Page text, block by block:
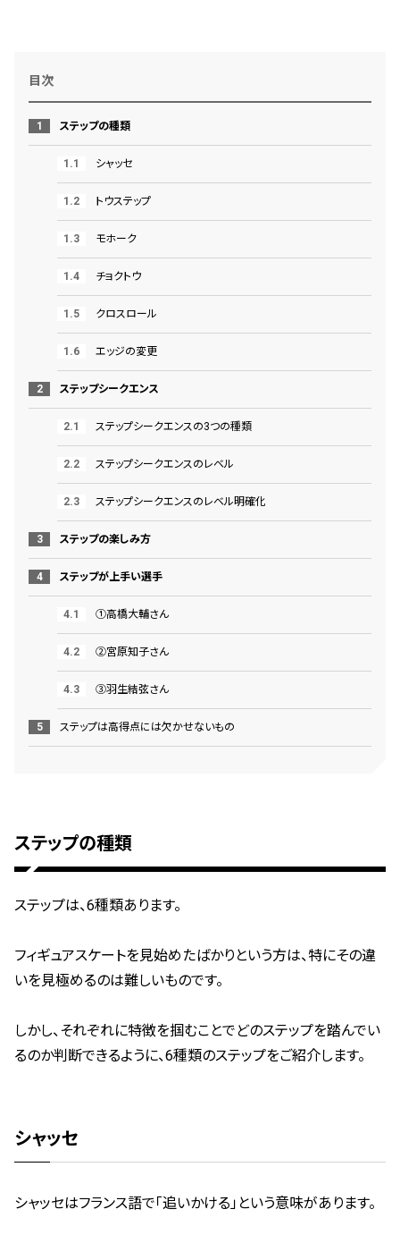
目次
ステップの種類
シャッセ
トウステップ
モホーク
チョクトウ
クロスロール
エッジの変更
ステップシークエンス
ステップシークエンスの3つの種類
ステップシークエンスのレベル
ステップシークエンスのレベル明確化
ステップの楽しみ方
ステップが上手い選手
➀高橋大輔さん
➁宮原知子さん
③羽生結弦さん
ステップは高得点には欠かせないもの
ステップの種類
ステップは、6種類あります。
フィギュアスケートを見始めたばかりという方は、特にその違
いを見極めるのは難しいものです。
しかし、それぞれに特徴を掴むことでどのステップを踏んでい
るのか判断できるように、6種類のステップをご紹介します。
シャッセ
シャッセはフランス語で「追いかける」という意味があります。